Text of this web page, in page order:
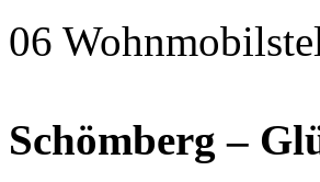
06
Schömberg –